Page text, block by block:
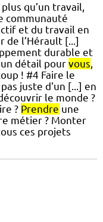
qu’un travail,
communauté
et du travail en
de l’Hérault [...]
durable et
détail pour vous
! #4 Faire le
juste d'un [...] en
le monde ?
? Prendre une
métier ? Monter
ces projets